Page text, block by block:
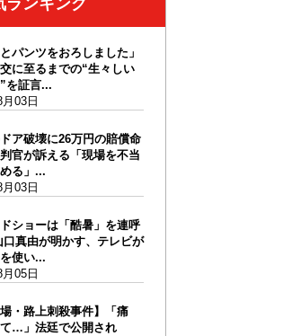
ランキング
とパンツをおろしました」
に至るまでの“生々しい
を証言...
03日
ア破壊に26万円の賠償命
官が訴える「現場を不当
る」...
03日
ショーは「酷暑」を連呼
口真由が明かす、テレビが
使い...
05日
場・路上刺殺事件】「痛
…」法廷で公開され